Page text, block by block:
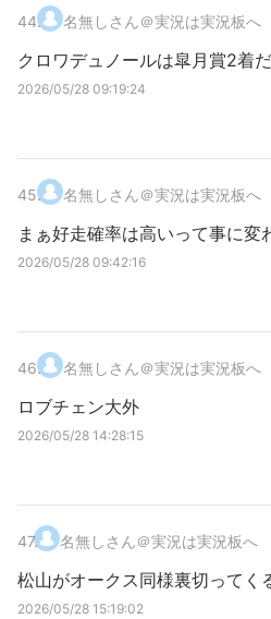
44. 名無しさん＠実況は実況板へ
クロワデュノールは皐月賞2着
2026/05/28 09:19:24
45. 名無しさん＠実況は実況板へ
まぁ好走確率は高いって事に
2026/05/28 09:42:16
46. 名無しさん＠実況は実況板へ
ロブチェン大外
2026/05/28 14:28:15
47. 名無しさん＠実況は実況板へ
松山がオークス同様裏切ってく
2026/05/28 15:19:02